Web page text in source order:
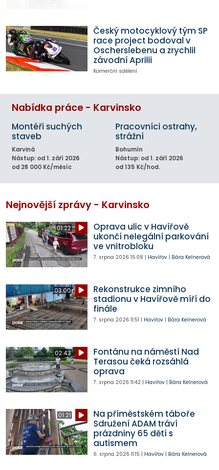
Český motocyklový tým SP
race project bodoval v
Oscherslebenu a zrychlil
závodní Aprilii
Komerční sdělení
Nabídka práce - Karvinsko
Montéři suchých
staveb
Karviná
Nástup: od 1. září 2026
od 28 000 Kč/měsíc
Pracovníci ostrahy,
strážní
Bohumín
Nástup: od 1. září 2026
od 135 Kč/hod.
Nejnovější zprávy - Karvinsko
01:22
Oprava ulic v Havířově
ukončí nelegální parkování
ve vnitrobloku
7. srpna 2026 15:08 | Havířov| Bára Kelnerová
03:00
Rekonstrukce zimního
stadionu v Havířově míří do
finále
7. srpna 2026 11:51 | Havířov| Bára Kelnerová
02:43
Fontánu na náměstí Nad
Terasou čeká rozsáhlá
oprava
7. srpna 2026 11:42| Havířov| Bára Kelnerová
01:21
Na příměstském táboře
Sdružení ADAM tráví
prázdniny 65 dětí s
autismem
6. srpna 2026 11:15 | Havířov| Bára Kelnerová